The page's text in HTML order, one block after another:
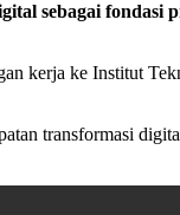
sebagai fondasi
kerja ke Institut
transformasi